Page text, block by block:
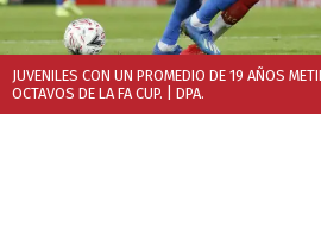
JUVENILES CON UN PROMEDIO DE 19 AÑOS
OCTAVOS DE LA FA CUP. | DPA.